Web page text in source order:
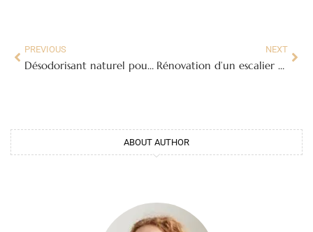
PREVIOUS
Désodorisant naturel pour chaussures : 5 recettes maison efficaces
NEXT
Rénovation d’un escalier en bois : étapes, finitions et conseils
ABOUT AUTHOR